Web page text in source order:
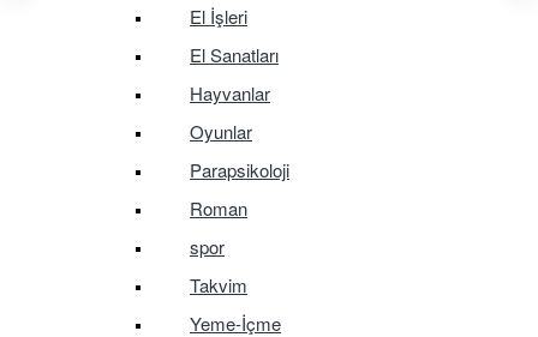
El İşleri
El Sanatları
Hayvanlar
Oyunlar
Parapsikoloji
Roman
spor
Takvim
Yeme-İçme